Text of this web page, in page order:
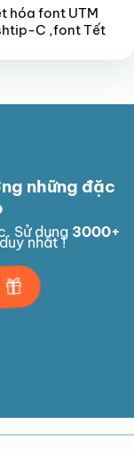
hóa font UTM
C ,font Tết
những đặc
Sử dụng 3000+
nhất !